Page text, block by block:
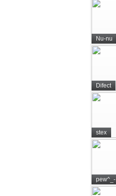
Nu-nu
Difect
stex
pew^_-